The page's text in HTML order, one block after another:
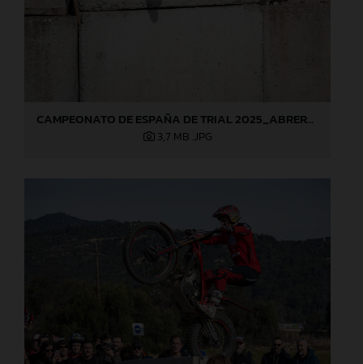
CAMPEONATO DE ESPAÑA DE TRIAL 2025_ABRERA (Barcelona), 1ª prueba_Jaime Busto
3,7 MB .JPG